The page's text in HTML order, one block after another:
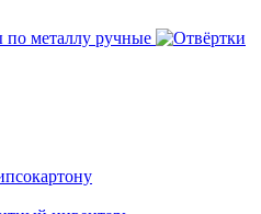
металлу ручные